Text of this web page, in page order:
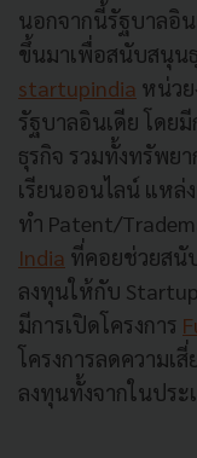
นอกจากนี้รัฐบาลอิน
ขึ้นมาเพื่อสนับสนุน
startupindia หน่ว
รัฐบาลอินเดีย โดย
ธุรกิจ รวมทั้งทรัพย
เรียนออนไลน์ แหล่
ทำ Patent/
India ที่คอยช่วยสนั
ลงทุนให้กับ
มีการเปิดโครงการ
โครงการลดความเ
ลงทุนทั้งจากในประ